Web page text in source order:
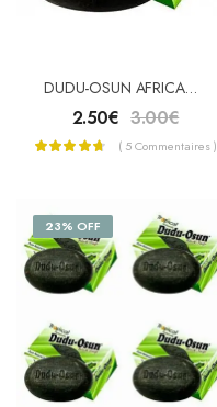
DUDU-OSUN AFRICAN BLACK SOAP – SAVON NOIR
2.50€ 3.00€
( 5 Commentaires )
23% OFF